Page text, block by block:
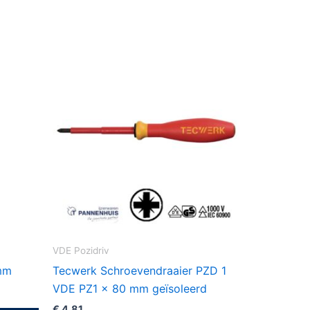
VDE Pozidriv
Tecwerk Schroevendraaier PZD 1
VDE PZ1 x 80 mm geïsoleerd